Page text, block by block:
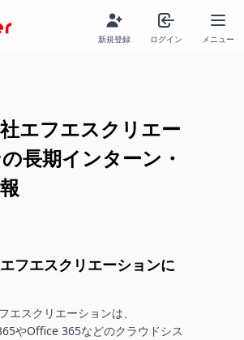
新規登録 ログイン メニュー
エフエスクリエー
の長期インターン・
フエスクリエーションに
エスクリエーションは、
やOffice 365などのクラウドシス